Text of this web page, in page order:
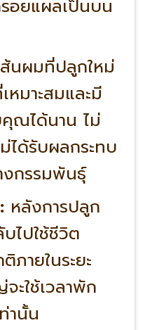
อยแผลเป็นบน
นผมที่ปลูกใหม่
หมาะสมและมี
ณได้นาน ไม่
ได้รับผลกระทบ
งกรรมพันธุ์
หลังการปลูก
ไปใช้ชีวิต
ภายในระยะ
ะใช้เวลาพัก
านั้น